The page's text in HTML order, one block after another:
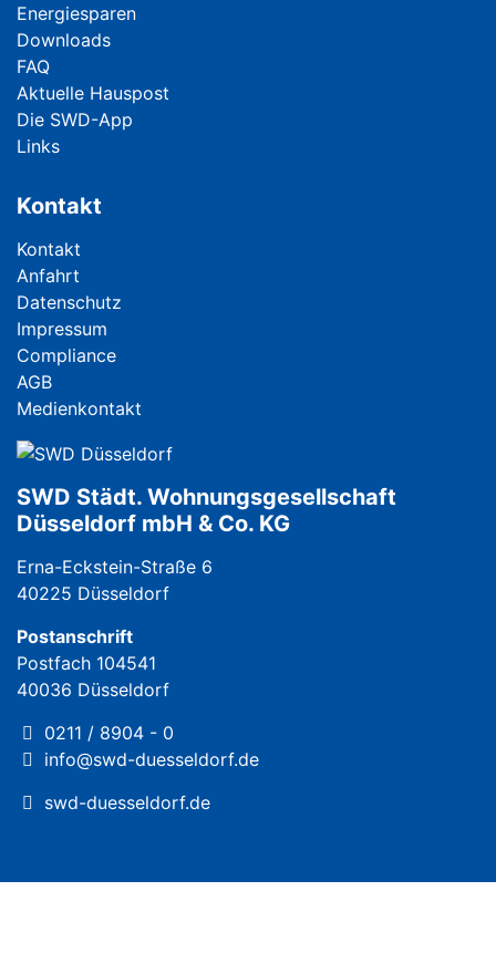
Energiesparen
Downloads
FAQ
Aktuelle Hauspost
Die SWD-App
Links
Kontakt
Navigation überspringen
Kontakt
Anfahrt
Datenschutz
Impressum
Compliance
AGB
Medienkontakt
SWD Städt. Wohnungsgesellschaft
Düsseldorf mbH & Co. KG
Erna-Eckstein-Straße 6
40225 Düsseldorf
Postanschrift
Postfach 104541
40036 Düsseldorf
0211 / 8904 - 0
info@swd-duesseldorf.de
swd-duesseldorf.de